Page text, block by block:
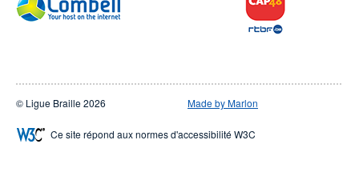
© Ligue Braille 2026 Made by Marlon
Ce site répond aux normes d'accessibilité W3C